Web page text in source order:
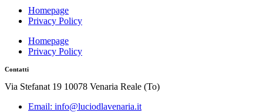
Homepage
Privacy Policy
Homepage
Privacy Policy
Contatti
Via Stefanat 19 10078 Venaria Reale (To)
Email: info@luciodlavenaria.it